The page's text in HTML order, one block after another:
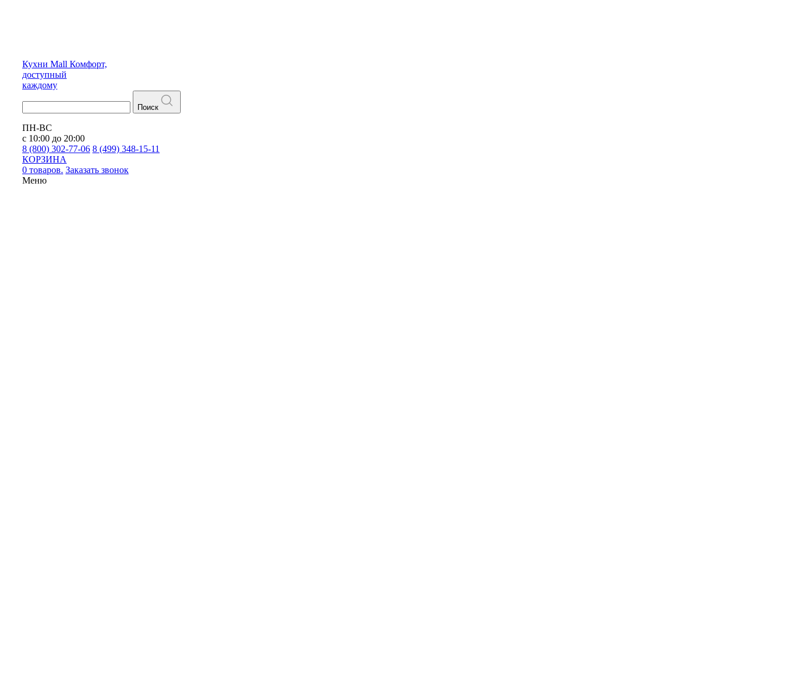
Кухни Mall Комфорт,
доступный
каждому
Поиск
ПН-ВС
с 10:00 до 20:00
8 (800) 302-77-06 8 (499) 348-15-11
КОРЗИНА
0 товаров. Заказать звонок
Меню